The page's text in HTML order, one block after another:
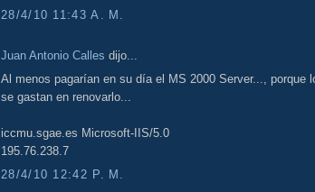
28/4/10 11:43 A. M.
Juan Antonio Calles dijo...
Al menos pagarían en su día el MS 2000 Server..., porque
se gastan en renovarlo...
iccmu.sgae.es Microsoft-IIS/5.0
195.76.238.7
28/4/10 12:42 P. M.